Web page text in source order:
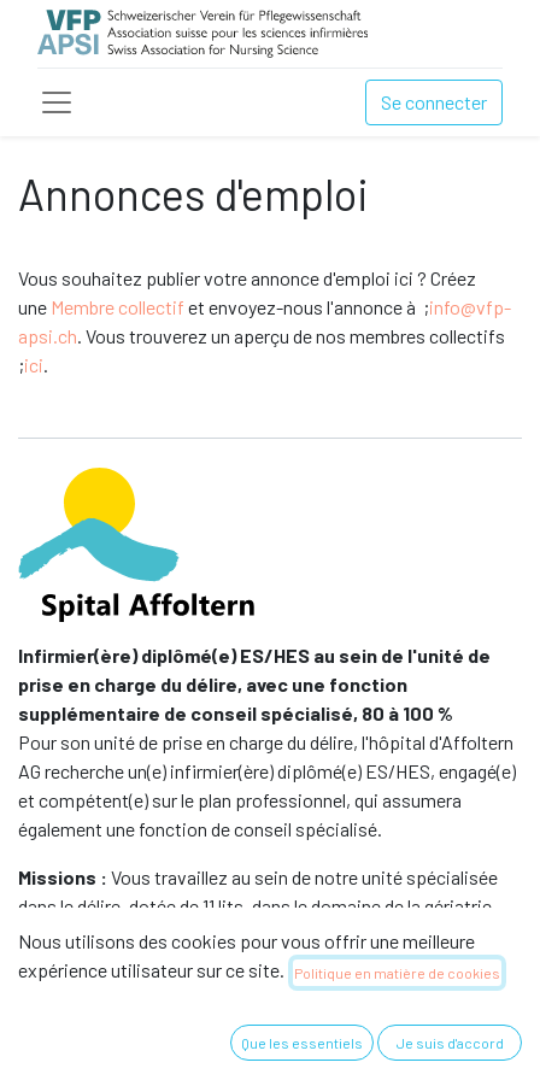
Se connecter
Annonces d'emploi
Vous souhaitez publier votre annonce d'emploi ici ? Créez
une Membre collectif et envoyez-nous l'annonce à ;info@vfp-
apsi.ch. Vous trouverez un aperçu de nos membres collectifs
;ici.
Infirmier(ère) diplômé(e) ES/HES au sein de l'unité de
prise en charge du délire, avec une fonction
supplémentaire de conseil spécialisé, 80 à 100 %
Pour son unité de prise en charge du délire, l'hôpital d'Affoltern
AG recherche un(e) infirmier(ère) diplômé(e) ES/HES, engagé(e)
et compétent(e) sur le plan professionnel, qui assumera
également une fonction de conseil spécialisé.
Missions : Vous travaillez au sein de notre unité spécialisée
dans le délire, dotée de 11 lits, dans le domaine de la gériatrie
aiguë, et vous prenez en charge des personnes âgées
nécessitant une hospitalisation, atteintes de démence, de
délire ou d’autres pathologies associées à une déficience
physique aiguë. Dans le cadre de tes fonctions
supplémentaires, tu conseilles et soutiens le personnel
Nous utilisons des cookies pour vous offrir une meilleure
expérience utilisateur sur ce site.
Politique en matière de cookies
Que les essentiels Je suis d'accord